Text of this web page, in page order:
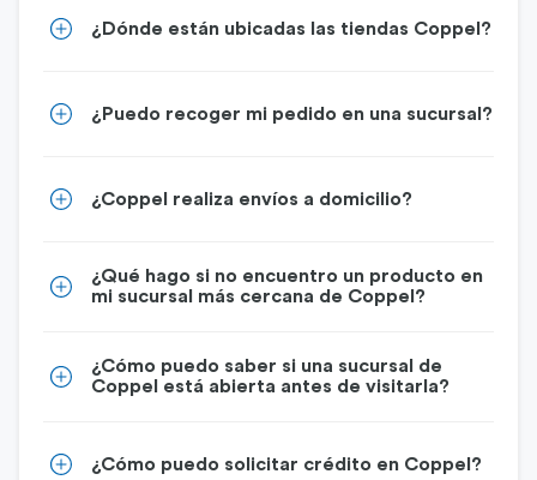
¿Dónde están ubicadas las tiendas Coppel?
¿Puedo recoger mi pedido en una sucursal?
¿Coppel realiza envíos a domicilio?
¿Qué hago si no encuentro un producto en
mi sucursal más cercana de Coppel?
¿Cómo puedo saber si una sucursal de
Coppel está abierta antes de visitarla?
¿Cómo puedo solicitar crédito en Coppel?